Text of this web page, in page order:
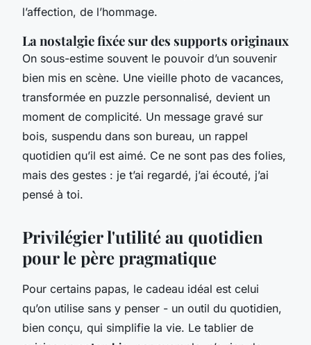
l’affection, de l’hommage.
La nostalgie fixée sur des supports originaux
On sous-estime souvent le pouvoir d’un souvenir
bien mis en scène. Une vieille photo de vacances,
transformée en puzzle personnalisé, devient un
moment de complicité. Un message gravé sur
bois, suspendu dans son bureau, un rappel
quotidien qu’il est aimé. Ce ne sont pas des folies,
mais des gestes : je t’ai regardé, j’ai écouté, j’ai
pensé à toi.
Privilégier l'utilité au quotidien
pour le père pragmatique
Pour certains papas, le cadeau idéal est celui
qu’on utilise sans y penser - un outil du quotidien,
bien conçu, qui simplifie la vie. Le tablier de